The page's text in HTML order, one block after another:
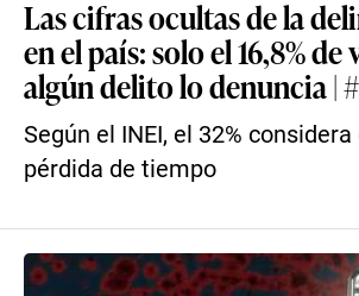
Las cifras ocultas de la
en el país: solo el 16,8%
algún delito lo denuncia |
Según el INEI, el 32%
pérdida de tiempo